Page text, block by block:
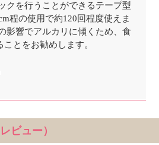
クを行うことができるテープ型
程の使用で約120回程度使えま
影響でアルカリに傾くため、食
とをお勧めします。
ビュー）